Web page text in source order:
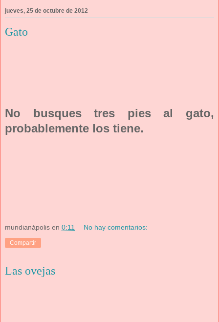
jueves, 25 de octubre de 2012
Gato
No busques tres pies al gato,
probablemente los tiene.
mundianápolis en 0:11 No hay comentarios:
Compartir
Las ovejas